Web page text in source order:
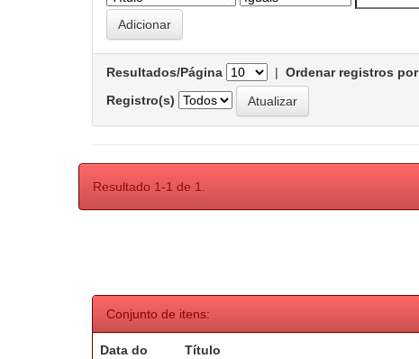
Resultados/Página | Ordenar registros por
Registro(s)
Resultado 1-1 de 1.
Conjunto de itens:
Data do Título